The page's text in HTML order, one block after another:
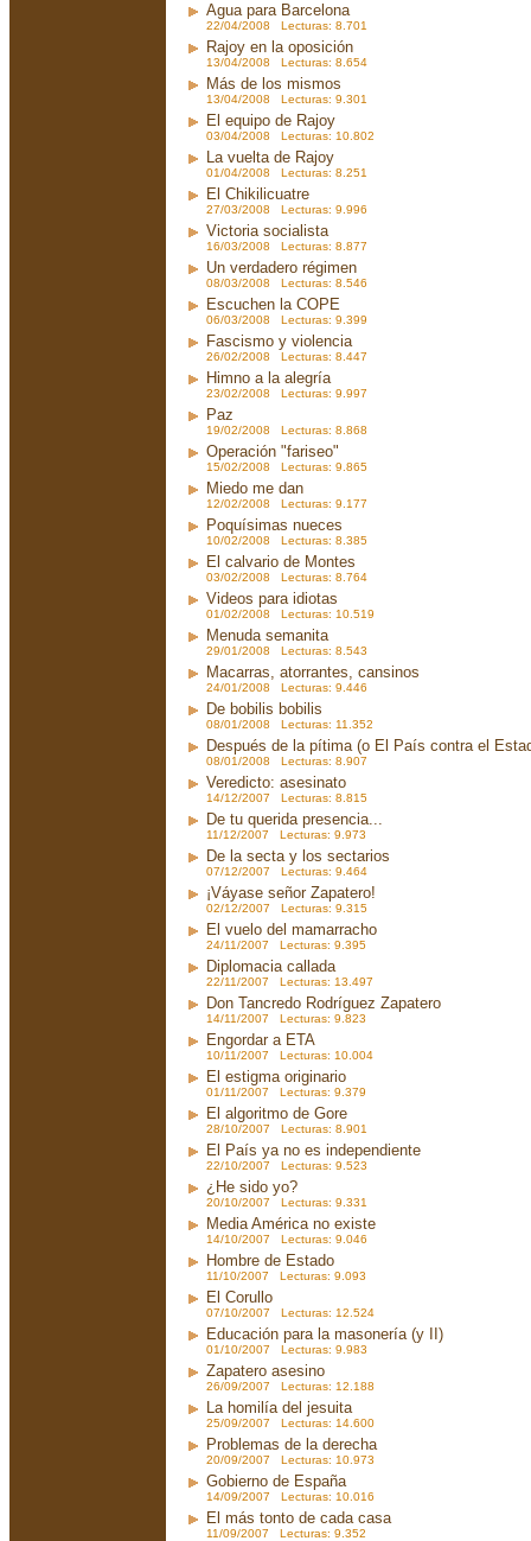
Agua para Barcelona
22/04/2008 Lecturas: 8.701
Rajoy en la oposición
13/04/2008 Lecturas: 8.654
Más de los mismos
13/04/2008 Lecturas: 9.301
El equipo de Rajoy
03/04/2008 Lecturas: 10.802
La vuelta de Rajoy
01/04/2008 Lecturas: 8.251
El Chikilicuatre
27/03/2008 Lecturas: 9.996
Victoria socialista
16/03/2008 Lecturas: 8.877
Un verdadero régimen
08/03/2008 Lecturas: 8.546
Escuchen la COPE
06/03/2008 Lecturas: 9.399
Fascismo y violencia
26/02/2008 Lecturas: 8.447
Himno a la alegría
23/02/2008 Lecturas: 9.997
Paz
19/02/2008 Lecturas: 8.868
Operación "fariseo"
15/02/2008 Lecturas: 9.865
Miedo me dan
12/02/2008 Lecturas: 9.177
Poquísimas nueces
10/02/2008 Lecturas: 8.385
El calvario de Montes
03/02/2008 Lecturas: 8.764
Videos para idiotas
01/02/2008 Lecturas: 10.519
Menuda semanita
29/01/2008 Lecturas: 8.543
Macarras, atorrantes, cansinos
24/01/2008 Lecturas: 9.446
De bobilis bobilis
08/01/2008 Lecturas: 11.352
Después de la pítima (o El País contra el
08/01/2008 Lecturas: 8.907
Veredicto: asesinato
14/12/2007 Lecturas: 8.815
De tu querida presencia...
11/12/2007 Lecturas: 9.973
De la secta y los sectarios
07/12/2007 Lecturas: 9.464
¡Váyase señor Zapatero!
02/12/2007 Lecturas: 9.315
El vuelo del mamarracho
24/11/2007 Lecturas: 9.395
Diplomacia callada
22/11/2007 Lecturas: 13.497
Don Tancredo Rodríguez Zapatero
14/11/2007 Lecturas: 9.823
Engordar a ETA
10/11/2007 Lecturas: 10.004
El estigma originario
01/11/2007 Lecturas: 9.379
El algoritmo de Gore
28/10/2007 Lecturas: 8.901
El País ya no es independiente
22/10/2007 Lecturas: 9.523
¿He sido yo?
20/10/2007 Lecturas: 9.331
Media América no existe
14/10/2007 Lecturas: 9.046
Hombre de Estado
11/10/2007 Lecturas: 9.093
El Corullo
07/10/2007 Lecturas: 12.524
Educación para la masonería (y II)
01/10/2007 Lecturas: 9.983
Zapatero asesino
26/09/2007 Lecturas: 12.188
La homilía del jesuita
25/09/2007 Lecturas: 14.600
Problemas de la derecha
20/09/2007 Lecturas: 10.973
Gobierno de España
14/09/2007 Lecturas: 10.016
El más tonto de cada casa
11/09/2007 Lecturas: 9.352